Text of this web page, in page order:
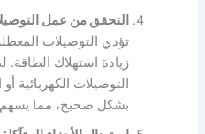
التحقق من عمل
تؤدي التوصيلات
زيادة استهلاك
التوصيلات الكهربائية
بشكل صحيح، مما يسهم